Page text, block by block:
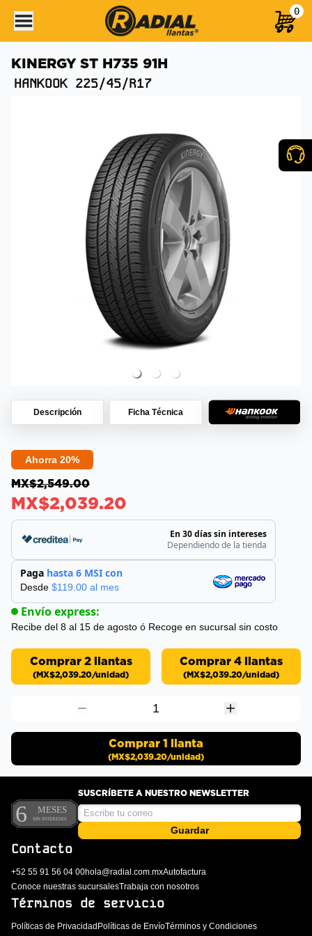
0
KINERGY ST H735 91H
HANKOOK 225/45/R17
Descripción Ficha Técnica
Ahorra 20%
MX$2,549.00
MX$2,039.20
En 30 días sin intereses
Dependiendo de la tienda
Paga hasta 6 MSI con
Desde $119.00 al mes
Envío express:
Recibe del 8 al 15 de agosto ó Recoge en sucursal sin costo
Comprar 2 llantas
( MX$2,039.20/unidad)
Comprar 4 llantas
( MX$2,039.20/unidad)
1
Comprar 1 llanta
( MX$2,039.20/unidad)
SUSCRÍBETE A NUESTRO NEWSLETTER
Guardar
Contacto
+52 55 91 56 04 00hola@radial.com.mxAutofactura
Conoce nuestras sucursalesTrabaja con nosotros
Términos de servicio
Políticas de Privacidad Políticas de EnvíoTérminos y Condiciones